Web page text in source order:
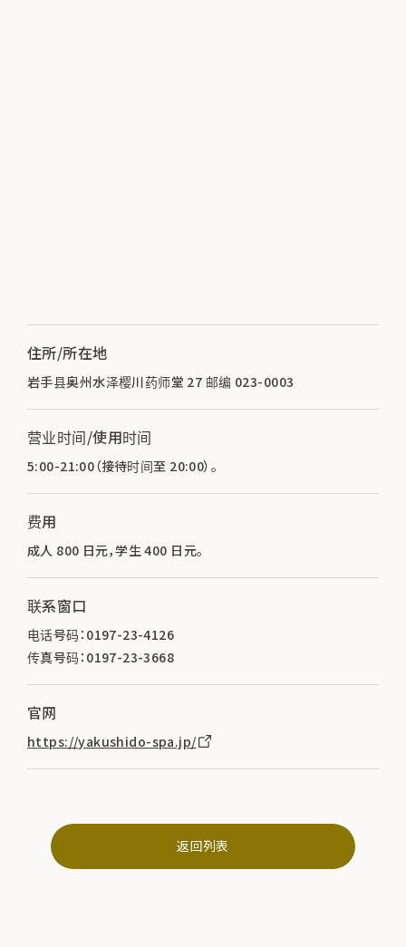
住所/所在地
岩手县奥州水泽樱川药师堂 27 邮编 023-0003
营业时间/使用时间
5:00-21:00（接待时间至 20:00）。
费用
成人 800 日元，学生 400 日元。
联系窗口
电话号码：0197-23-4126
传真号码：0197-23-3668
官网
https://yakushido-spa.jp/
返回列表